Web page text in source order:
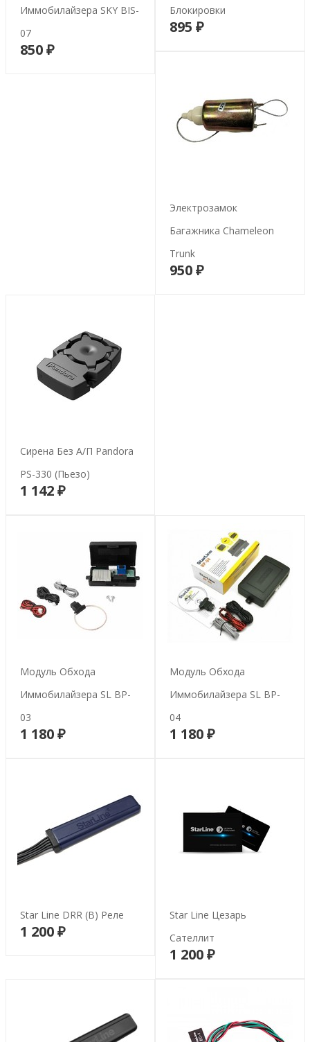
Иммобилайзера SKY BIS-
07
850 ₽В корзину
Блокировки
895 ₽В корзину
Электрозамок
Багажника Chameleon
Trunk
950 ₽В корзину
Сирена Без А/п Pandora
PS-330 (пьезо)
1 142 ₽В корзину
Модуль Обхода
Иммобилайзера SL BP-
03
1 180 ₽В корзину
Модуль Обхода
Иммобилайзера SL BP-
04
1 180 ₽В корзину
Star Line DRR (B) Реле
1 200 ₽В корзину
Star Line Цезарь
Сателлит
1 200 ₽В корзину